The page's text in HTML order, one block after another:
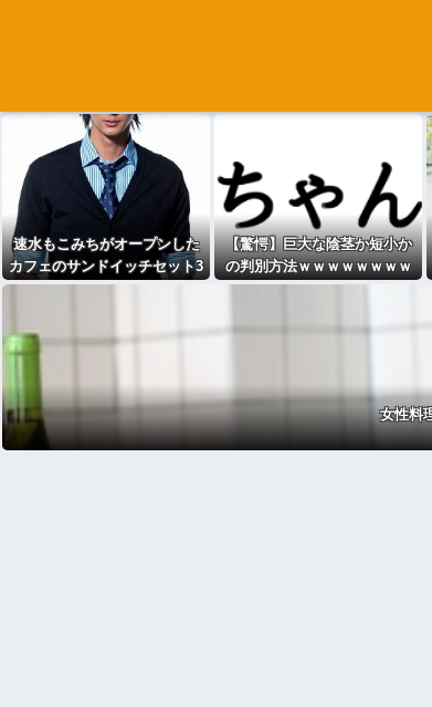
速水もこみちがオープンした
カフェのサンドイッチセット3
000円ｗｗｗｗｗ
【驚愕】巨大な陰茎か短小か
の判別方法ｗｗｗｗｗｗｗｗ
ｗｗｗwwww
女性料